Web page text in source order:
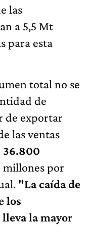
las
a 5,5 Mt
para esta
total no se
de
de exportar
las ventas
36.800
millones por
"La caída de
los
la mayor